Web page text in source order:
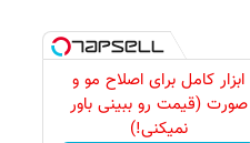
ابزار کامل برای اصلاح مو و
صورت (قیمت رو ببینی باور
نمیکنی!)